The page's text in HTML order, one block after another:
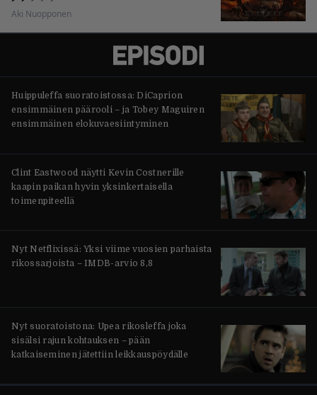
Aki Nuopponen
Huippuleffa suoratoistossa: DiCaprion
ensimmäinen päärooli – ja Tobey Maguiren
ensimmäinen elokuvaesiintyminen
Clint Eastwood näytti Kevin Costnerille
kaapin paikan hyvin yksinkertaisella
toimenpiteellä
Nyt Netflixissä: Yksi viime vuosien parhaista
rikossarjoista – IMDB-arvio 8,8
Nyt suoratoistona: Upea rikosleffa joka
sisälsi rajun kohtauksen – pään
katkaiseminen jätettiin leikkauspöydälle